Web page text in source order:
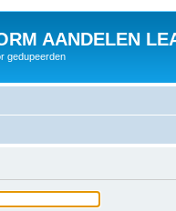
AANDELEN
gedupeerden